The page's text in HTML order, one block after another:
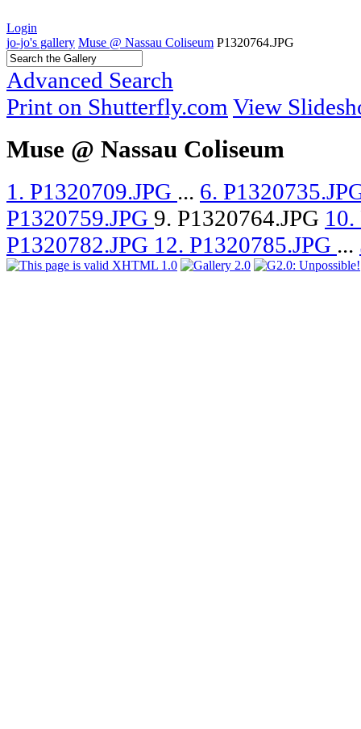
Login
jo-jo's gallery Muse @ Nassau Coliseum P1320764.JPG
Advanced Search
Print on Shutterfly.com View
Muse @ Nassau Coliseum
1. P1320709.JPG ... 6.
P1320759.JPG 9. P1320764.JPG
P1320782.JPG 12. P1320785.JPG ...